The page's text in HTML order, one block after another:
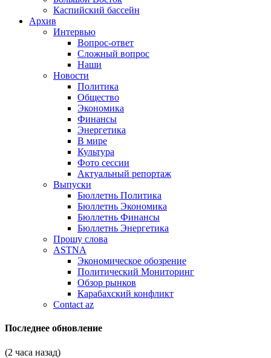
Каспийский бассейн
Архив
Интервью
Вопрос-ответ
Сложный вопрос
Наши
Новости
Политика
Общество
Экономика
Финансы
Энергетика
В мире
Культура
Фото сессии
Актуальный репортаж
Выпуски
Бюллетнь Политика
Бюллетнь Экономика
Бюллетнь Финансы
Бюллетнь Энергетика
Прошу слова
ASTNA
Экономическое обозрение
Политический Мониторинг
Обзор рынков
Карабахский конфликт
Contact az
Последнее обновление
(2 часа назад)